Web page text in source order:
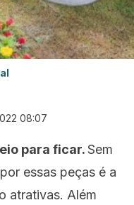
08:07
para ficar.Sem
essas peças é a
atrativas. Além